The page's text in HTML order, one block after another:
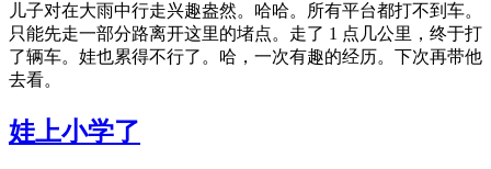
儿子对在大雨中行走兴趣盎然。哈哈。所有平台都打不到车。
只能先走一部分路离开这里的堵点。走了 1 点几公里，终于打
了辆车。娃也累得不行了。哈，一次有趣的经历。下次再带他
去看。
娃上小学了